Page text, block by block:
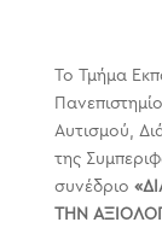
Το Τμήμα
Αυτισμού,
της
συνέδριο
ΤΗΝ